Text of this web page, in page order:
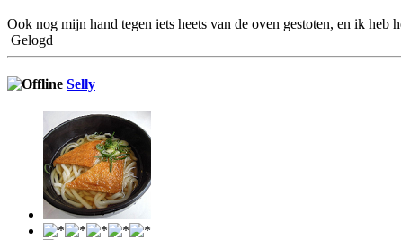
Ook nog mijn hand tegen iets heets van de oven gestoten, en ik
Gelogd
Selly